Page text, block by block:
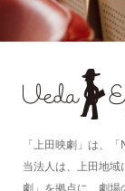
「上田映劇」は、
当法人は、上田地
劇」を拠点に、劇